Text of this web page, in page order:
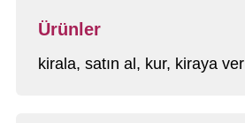
Ürünler
kirala, satın al, kur, kiraya ver